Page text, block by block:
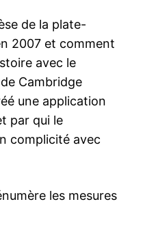
de la plate-
2007 et comment
avec le
Cambridge
une application
par qui le
complicité avec
les mesures